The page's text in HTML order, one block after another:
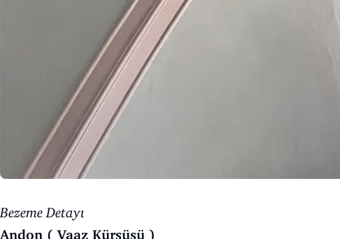
Bezeme Detayı
Andon ( Vaaz Kürsüsü )